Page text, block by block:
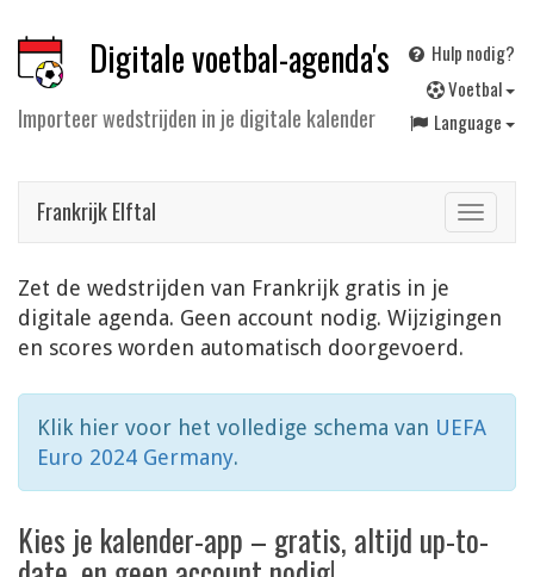
Digitale voetbal-agenda's
Importeer wedstrijden in je digitale kalender
Hulp nodig?
Voetbal
Language
Toggle
Frankrijk Elftal
Zet de wedstrijden van Frankrijk gratis in je
digitale agenda. Geen account nodig. Wijzigingen
en scores worden automatisch doorgevoerd.
Klik hier voor het volledige schema van UEFA
Euro 2024 Germany.
Kies je kalender-app – gratis, altijd up-to-